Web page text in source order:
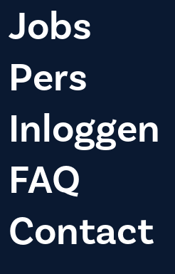
Jobs
Pers
Inloggen
FAQ
Contact